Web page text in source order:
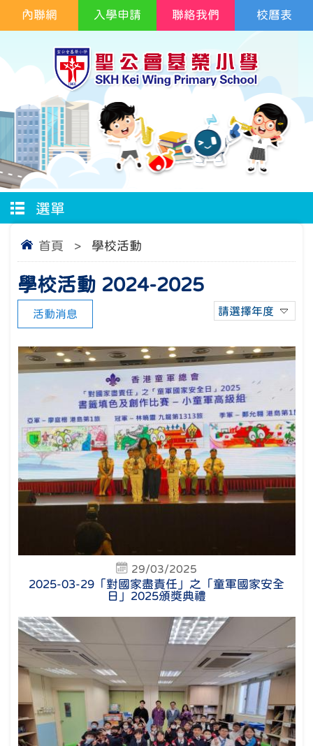
校曆表
內聯網 入學申請 聯絡我們
選單
首頁 > 學校活動
學校活動 2024-2025
請選擇年度
活動消息
29/03/2025
2025-03-29「對國家盡責任」之「童軍國家安全
日」2025頒獎典禮